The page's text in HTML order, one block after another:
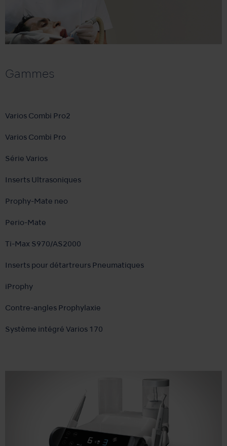
Gammes
Varios Combi Pro2
Varios Combi Pro
Série Varios
Inserts Ultrasoniques
Prophy-Mate neo
Perio-Mate
Ti-Max S970/AS2000
Inserts pour détartreurs Pneumatiques
iProphy
Contre-angles Prophylaxie
Système intégré Varios 170